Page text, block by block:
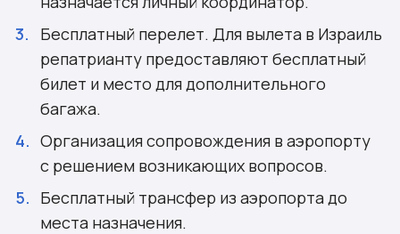
Бесплатный перелет. Для вылета в Израиль
репатрианту предоставляют бесплатный
билет и место для дополнительного
багажа.
Организация сопровождения в аэропорту
с решением возникающих вопросов.
Бесплатный трансфер из аэропорта до
места назначения.